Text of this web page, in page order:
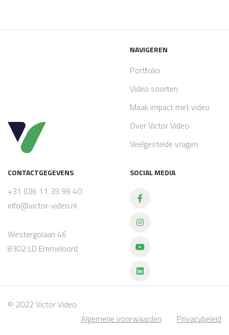
NAVIGEREN
Portfolio
Video soorten
Maak impact met video
Over Victor Video
Veelgestelde vragen
CONTACTGEGEVENS
+31 (0)6 11 39 99 40
info@victor-video.nl
Westergolaan 46
8302 LD Emmeloord
SOCIAL MEDIA
© 2022 Victor Video
Algemene voorwaarden
Privacybeleid